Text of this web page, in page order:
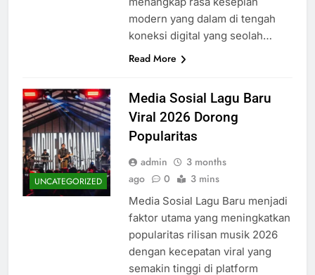
modern yang dalam di tengah
koneksi digital yang seolah…
Read More
UNCATEGORIZED
Media Sosial Lagu Baru
Viral 2026 Dorong
Popularitas
admin
3 months
ago
0 3 mins
Media Sosial Lagu Baru menjadi
faktor utama yang meningkatkan
popularitas rilisan musik 2026
dengan kecepatan viral yang
semakin tinggi di platform